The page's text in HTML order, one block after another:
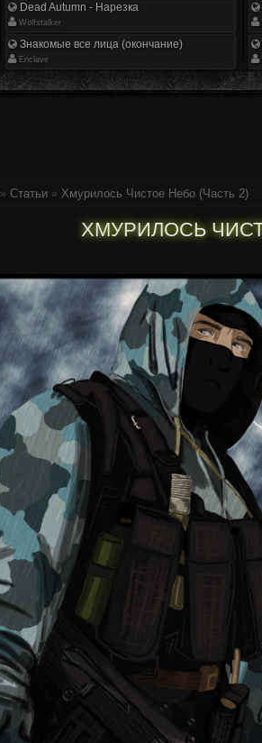
Dead Autumn - Нарезка
Wolfstalker
Знакомые все лица (окончание)
Enclave
» Статьи » Хмурилось Чистое Небо (Часть 2)
ХМУРИЛОСЬ